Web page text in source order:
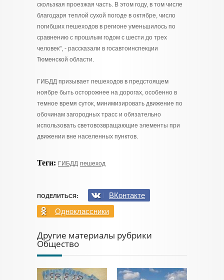
скользкая проезжая часть. В этом году, в том числе
благодаря теплой сухой погоде в октябре, число
погибших пешеходов в регионе уменьшилось по
сравнению с прошлым годом с шести до трех
человек", - рассказали в госавтоинспекции
Тюменской области.
ГИБДД призывает пешеходов в предстоящем
ноябре быть осторожнее на дорогах, особенно в
темное время суток, минимизировать движение по
обочинам загородных трасс и обязательно
использовать световозвращающие элементы при
движении вне населенных пунктов.
Теги: ГИБДД пешеход
ПОДЕЛИТЬСЯ:
ВКонтакте
Одноклассники
Другие материалы рубрики
Общество